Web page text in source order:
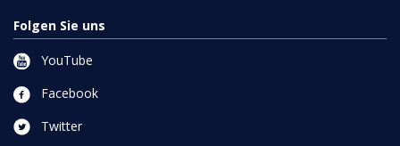
Folgen Sie uns
YouTube
Facebook
Twitter